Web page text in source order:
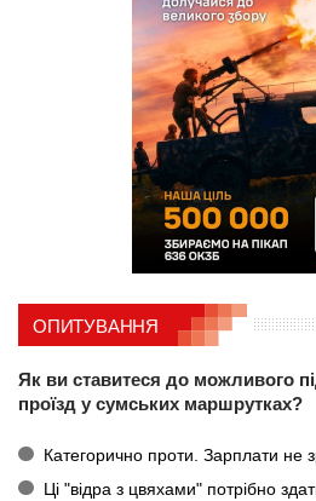
ОПИТУВАННЯ
Як ви ставитеся до можливого
проїзд у сумських маршрутках?
Категорично проти. Зарплати не
Ці "відра з цвяхами" потрібно